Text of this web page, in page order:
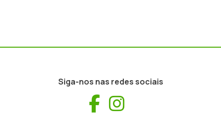
Siga-nos nas redes sociais
Facebook